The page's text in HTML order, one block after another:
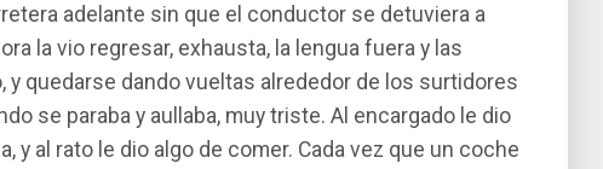
adelante sin que el conductor se detuviera a
la vio regresar, exhausta, la lengua fuera y las
y quedarse dando vueltas alrededor de los surtidores
se paraba y aullaba, muy triste. Al encargado le dio
y al rato le dio algo de comer. Cada vez que un coche